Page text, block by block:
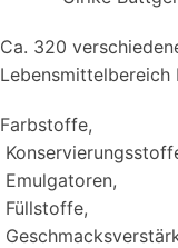
Ca. 320
Lebensmittelbereich
Farbstoffe,
Emulgatoren,
Füllstoffe,